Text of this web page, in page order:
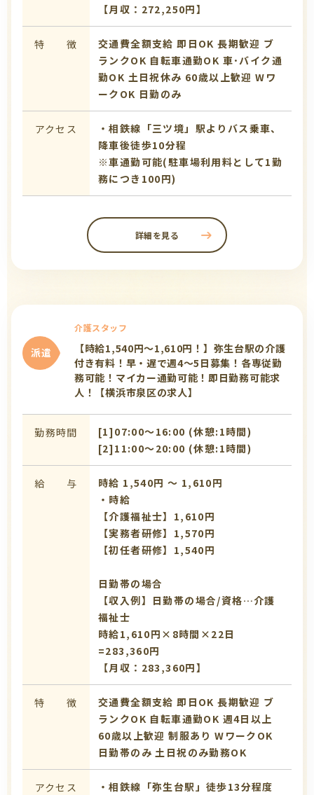
【月収：272,250円】
特 徴 交通費全額支給 即日OK 長期歓迎 ブ
ランクOK 自転車通勤OK 車･バイク通
勤OK 土日祝休み 60歳以上歓迎 Wワ
ークOK 日勤のみ
アクセス
・相鉄線「三ツ境」駅よりバス乗車、
降車後徒歩10分程
※車通勤可能(駐車場利用料として1勤
務につき100円)
詳細を見る
派遣
介護スタッフ
【時給1,540円～1,610円！】弥生台駅の介護
付き有料！早・遅で週4～5日募集！各専従勤
務可能！マイカー通勤可能！即日勤務可能求
人！【横浜市泉区の求人】
勤務時間
[1]07:00〜16:00 (休憩:1時間)
[2]11:00〜20:00 (休憩:1時間)
給 与
時給 1,540円 〜 1,610円
・時給
【介護福祉士】1,610円
【実務者研修】1,570円
【初任者研修】1,540円
日勤帯の場合
【収入例】日勤帯の場合/資格…介護
福祉士
時給1,610円×8時間×22日
=283,360円
【月収：283,360円】
特 徴 交通費全額支給 即日OK 長期歓迎 ブ
ランクOK 自転車通勤OK 週4日以上
60歳以上歓迎 制服あり WワークOK
日勤帯のみ 土日祝のみ勤務OK
アクセス
・相鉄線「弥生台駅」徒歩13分程度